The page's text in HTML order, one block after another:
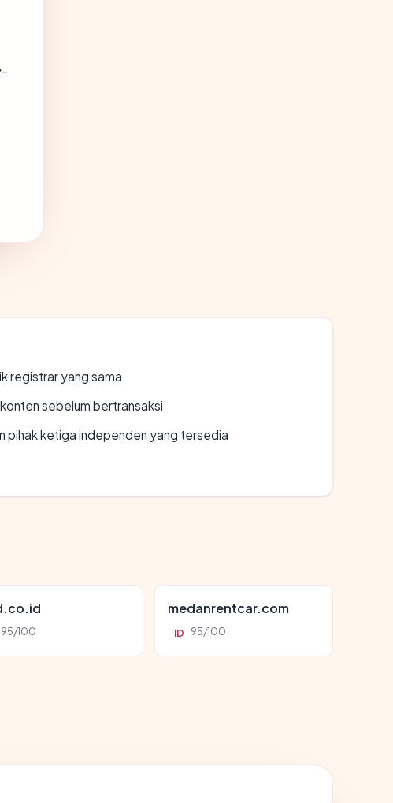
registrar yang sama
sebelum bertransaksi
pihak ketiga independen yang tersedia
95/100
medanrentcar.com
ID 95/100